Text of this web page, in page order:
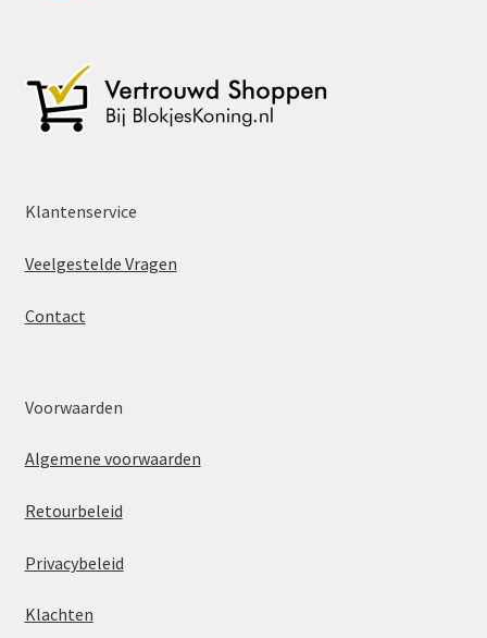
Klantenservice
Veelgestelde Vragen
Contact
Voorwaarden
Algemene voorwaarden
Retourbeleid
Privacybeleid
Klachten